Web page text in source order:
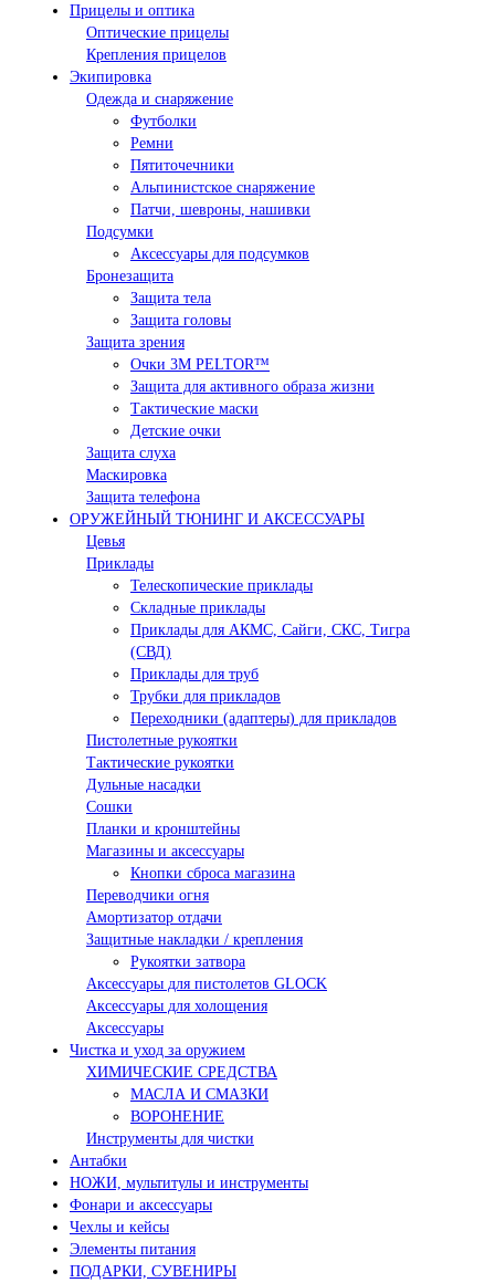
Прицелы и оптика
Оптические прицелы
Крепления прицелов
Экипировка
Одежда и снаряжение
Футболки
Ремни
Пятиточечники
Альпинистское снаряжение
Патчи, шевроны, нашивки
Подсумки
Аксессуары для подсумков
Бронезащита
Защита тела
Защита головы
Защита зрения
Очки 3М PELTOR™
Защита для активного образа жизни
Тактические маски
Детские очки
Защита слуха
Маскировка
Защита телефона
ОРУЖЕЙНЫЙ ТЮНИНГ И АКСЕССУАРЫ
Цевья
Приклады
Телескопические приклады
Складные приклады
Приклады для АКМС, Сайги, СКС, Тигра
(СВД)
Приклады для труб
Трубки для прикладов
Переходники (адаптеры) для прикладов
Пистолетные рукоятки
Тактические рукоятки
Дульные насадки
Сошки
Планки и кронштейны
Магазины и аксессуары
Кнопки сброса магазина
Переводчики огня
Амортизатор отдачи
Защитные накладки / крепления
Рукоятки затвора
Аксессуары для пистолетов GLOCK
Аксессуары для холощения
Аксессуары
Чистка и уход за оружием
ХИМИЧЕСКИЕ СРЕДСТВА
МАСЛА И СМАЗКИ
ВОРОНЕНИЕ
Инструменты для чистки
Антабки
НОЖИ, мультитулы и инструменты
Фонари и аксессуары
Чехлы и кейсы
Элементы питания
ПОДАРКИ, СУВЕНИРЫ